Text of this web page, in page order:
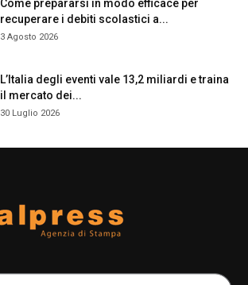
Come prepararsi in modo efficace per
recuperare i debiti scolastici a...
3 Agosto 2026
L’Italia degli eventi vale 13,2 miliardi e traina
il mercato dei...
30 Luglio 2026